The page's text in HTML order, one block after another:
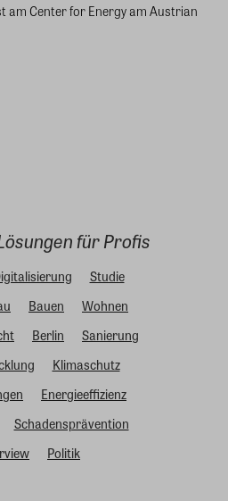
am Center for Energy am Austrian
für Profis
Studie
Bauen
Wohnen
Berlin
Sanierung
Klimaschutz
Energieeffizienz
Schadensprävention
Politik